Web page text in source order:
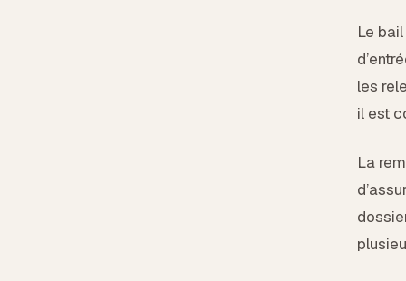
Le
les
il est
La